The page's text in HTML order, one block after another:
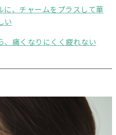
に、チャームをプラスして華
い
、痛くなりにくく疲れない